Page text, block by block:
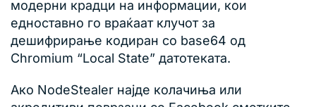
модерни крадци на информации, кои
едноставно го враќаат клучот за
дешифрирање кодиран со base64 од
Chromium “Local State” датотеката.
Ако NodeStealer најде колачиња или